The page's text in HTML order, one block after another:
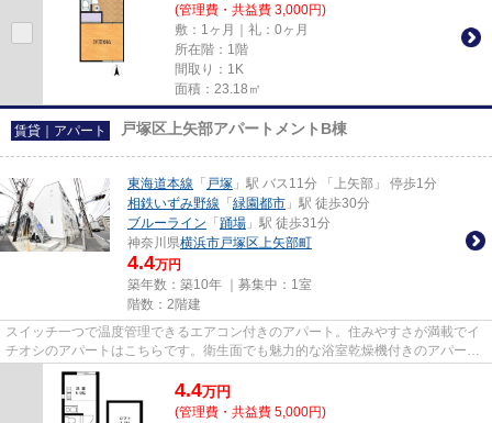
(管理費・共益費 3,000円)
敷：1ヶ月｜礼：0ヶ月
所在階：1階
間取り：1K
面積：23.18㎡
賃貸｜アパート 戸塚区上矢部アパートメントB棟
東海道本線 「 戸塚 」駅 バス11分 「上矢部」 停歩1分
相鉄いずみ野線 「 緑園都市 」駅 徒歩30分
ブルーライン 「 踊場 」駅 徒歩31分
神奈川県横浜市戸塚区上矢部町
4.4万円
築年数：築10年 ｜募集中： 1室
階数：2階建
スイッチ一つで温度管理できるエアコン付きのアパート。住みやすさが満載でイ
チオシのアパートはこちらです。衛生面でも魅力的な浴室乾燥機付きのアパート
となっています。できるだけ...
4.4万円
(管理費・共益費 5,000円)